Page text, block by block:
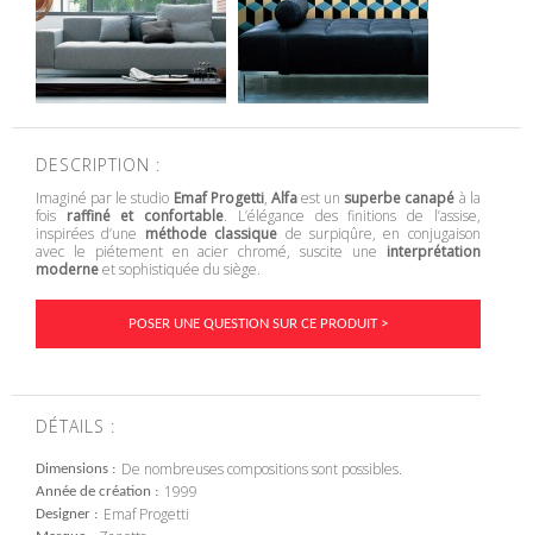
DESCRIPTION :
Imaginé par le studio Emaf Progetti, Alfaest un superbe canapé à la
fois raffiné et confortable. L’élégance des finitions de l’assise,
inspirées d’une méthode classique de surpiqûre, en conjugaison
avec le piétement en acier chromé, suscite une interprétation
moderneet sophistiquée du siège.
POSER UNE QUESTION SUR CE PRODUIT >
DÉTAILS :
Dimensions De nombreuses compositions sont possibles.
Année de création 1999
Designer Emaf Progetti